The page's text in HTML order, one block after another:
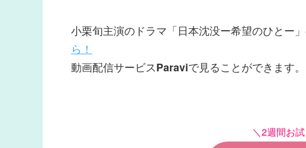
小栗旬主演のドラマ「日本沈没ー希望のひとー
ら！
動画配信サービスParaviで見ることができます。
＼2週間お